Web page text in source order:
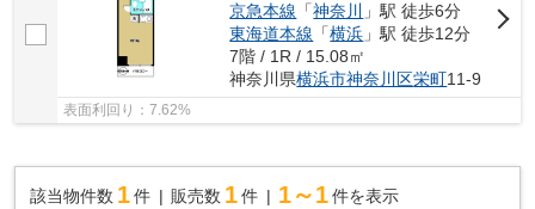
京急本線 「神奈川
」駅 徒歩6分
東海道本線 「横浜 」駅 徒歩12分
7階 / 1R / 15.08㎡
神奈川県横浜市神奈川区栄町11-9
表面利回り：7.62%
該当物件数 1件 販売数 1 件 1～1 件を表示